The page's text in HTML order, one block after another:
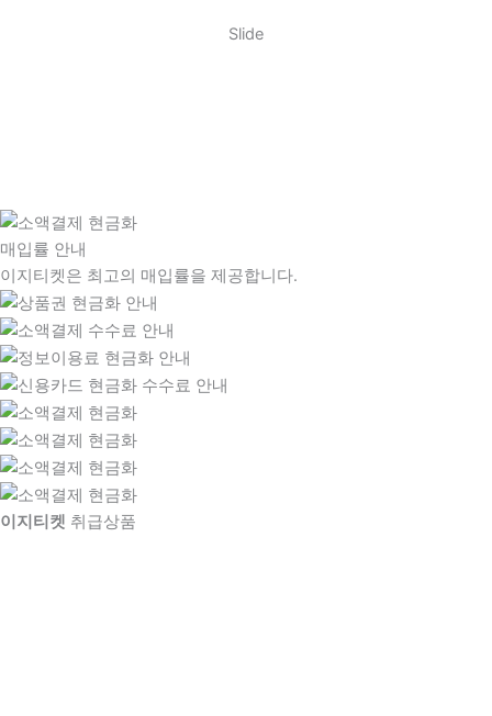
Slide
매입률 안내
이지티켓은 최고의 매입률을 제공합니다.
이지티켓 취급상품